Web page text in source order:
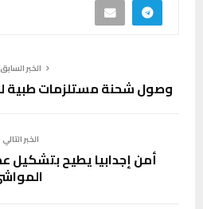
الخبر السابق
وصول شحنة مستلزمات طبية
الخبر التالي
أمن إجدابيا يطيح